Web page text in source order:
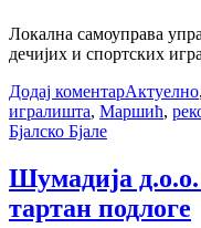
Локална самоуправа
дечијих и спортских
Додај коментарАктуелно,
игралишта, Маршић,
Бјалско Бјале
Шумадија
тартан подлоге